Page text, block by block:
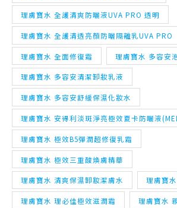
理膚寶水 全護清爽防曬液UVA PRO 透明
理膚寶水 全護清透亮顏防曬隔離乳UVA PRO
理膚寶水 全面修復霜 理膚寶水 多容安
理膚寶水 多容安清潔卸妝乳液
理膚寶水 多容安舒緩保濕化妝水
理膚寶水 安得利淡斑淨亮極效夏卡防曬液
理膚寶水 極效B5彈潤超修復乳霜
理膚寶水 極效三重酸煥膚精華
理膚寶水 清爽保濕卸妝潔膚水 理膚寶
理膚寶水 理必佳極效滋潤霜 理膚寶水